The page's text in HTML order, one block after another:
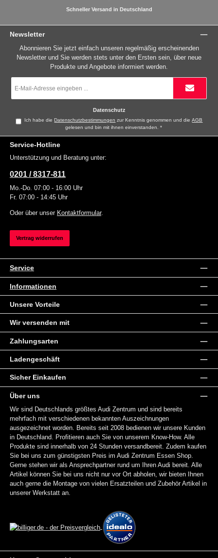
Schneller Versand in Deutschland
Newsletter
Abonnieren Sie jetzt einfach unseren regelmäßig erscheinenden
Newsletter und Sie werden stets unter den Ersten sein, über neue
Produkte und Angebote informiert werden.
Mail-
Datenschutz
Ich habe dieDatenschutzbestimmungen zur Kenntnis genommen und dieAGB
gelesen und bin mit ihnen einverstanden.*
Service-Hotline
Unterstützung und Beratung unter:
0201 / 8317-811
Mo.-Do. 07:00 - 16:00 Uhr
Fr. 07:00 - 14:45 Uhr
Oder über unser Kontaktformular.
Vertrag widerrufen
Service
Informationen
Unsere Vorteile
Wir versenden mit
Zahlungsarten
Ladengeschäft
Sicher Einkaufen
Über uns
Wir sind Deutschlands größtes Audi Zentrum und sind bereits
mehrfach mit verschiedenen bekannten Auszeichnungen
ausgezeichnet worden. Bereits seit 2008 bedienen wir unsere Kunden
in Deutschland. Profitieren auch Sie von unserem Know-How. Alle
Produkte sind innerhalb von 24 Stunden versandbereit. Zudem kaufen
Sie bei uns zum günstigsten Preis im Audi Zentrum Essen Shop.
Gerne stehen wir als Ansprechpartner rund um Ihren Audi bereit. Alle
Artikel können Sie bei uns nicht nur vor Ort abholen, wir bieten Ihnen
auch gerne die Montage von vielen Ersatzteilen und Zubehör Artikel in
unserer Werkstatt an.